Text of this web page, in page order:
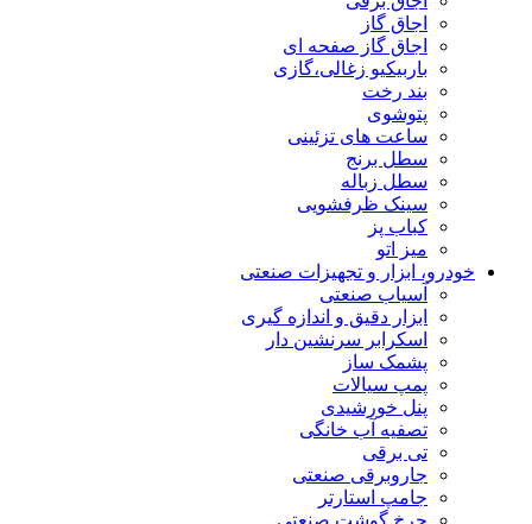
اجاق گاز
اجاق گاز صفحه ای
باربیکیو زغالی،گازی
بند رخت
پتوشوی
ساعت های تزئینی
سطل برنج
سطل زباله
سینک ظرفشویی
کباب پز
میز اتو
خودرو، ابزار و تجهیزات صنعتی
آسیاب صنعتی
ابزار دقیق و اندازه گیری
اسکرابر سرنشین دار
پشمک ساز
پمپ سیالات
پنل خورشیدی
تصفیه آب خانگی
تی برقی
جاروبرقی صنعتی
جامپ استارتر
چرخ گوشت صنعتی